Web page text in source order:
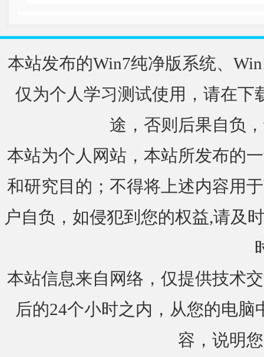
本站发布的Win7纯净版系统、
仅为个人学习测试使用，请在下
途，否则后果自负
本站为个人网站，本站所发布的
和研究目的；不得将上述内容用
户自负，如侵犯到您的权益,请及
本站信息来自网络，仅提供技术
后的24个小时之内，从您的电
容，说明